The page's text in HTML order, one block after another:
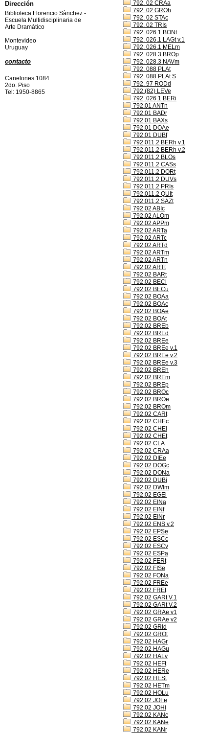
792. 02 CRAa
792. 02 GROh
792. 02 STAc
792. 02 TRIs
792. 026.1 BONt
792. 026.1 LAGt v.1
792. 026.1 MELm
792. 028.3 BROp
792. 028.3 NAVm
792. 088 PLAt
792. 088 PLAt S
792. 97 RODd
792.(82) LEVe
792..026.1 BERi
792.01 ANTn
792.01 BADr
792.01 BAXs
792.01 DOAe
792.01 DUBf
792.011.2 BERh v.1
792.011.2 BERh v.2
792.011.2 BLOs
792.011.2 CASs
792.011.2 DORt
792.011.2 DUVs
792.011.2 PRIs
792.011.2 QUIt
792.011.2 SAZt
792.02 ABIc
792.02 ALOm
792.02 APPm
792.02 ARTa
792.02 ARTc
792.02 ARTd
792.02 ARTm
792.02 ARTn
792.02 ARTt
792.02 BARt
792.02 BECl
792.02 BECu
792.02 BOAa
792.02 BOAc
792.02 BOAe
792.02 BOAt
792.02 BREb
792.02 BREd
792.02 BREe
792.02 BREe v.1
792.02 BREe v.2
792.02 BREe v.3
792.02 BREh
792.02 BREm
792.02 BREp
792.02 BROc
792.02 BROe
792.02 BROm
792.02 CARt
792.02 CHEc
792.02 CHEl
792.02 CHEt
792.02 CLA
792.02 CRAa
792.02 DIEe
792.02 DOGc
792.02 DONa
792.02 DUBi
792.02 DWIm
792.02 EGEi
792.02 EINa
792.02 EINf
792.02 EINr
792.02 ENS v.2
792.02 EPSe
792.02 ESCc
792.02 ESCv
792.02 ESPa
792.02 FERt
792.02 FISe
792.02 FONa
792.02 FREe
792.02 FREt
792.02 GARt V.1
792.02 GARt V.2
792.02 GRAe v1
792.02 GRAe v2
792.02 GRId
792.02 GROt
792.02 HAGr
792.02 HAGu
792.02 HALv
792.02 HEFt
792.02 HERe
792.02 HESt
792.02 HETm
792.02 HOLu
792.02 JOFe
792.02 JOHi
792.02 KANc
792.02 KANe
792.02 KANr
Dirección
Biblioteca Florencio Sànchez -
Escuela Multidisciplinaria de
Arte Dramàtico
Montevideo
Uruguay
contacto
Canelones 1084
2do. Piso
Tel: 1950-8865